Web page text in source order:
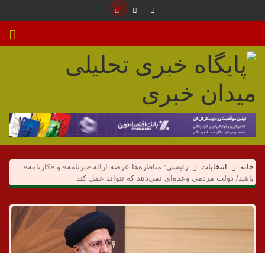
م
ی
د
ا
ن
خانه انتخابات
رئیسی: مناظره‌ها عرصه ارائه «برنامه» و «کارنامه»
باشد/ دولت مردمی وعده‌ای نمی‌دهد که‌ نتواند عمل کند